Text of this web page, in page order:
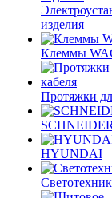
изделия
Клеммы
Протяжки
SCHNEIDER
HYUNDAI